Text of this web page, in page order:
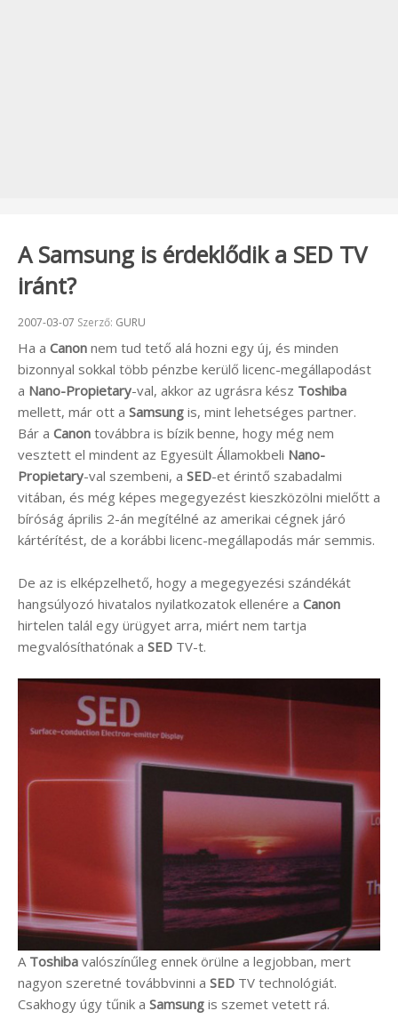
A Samsung is érdeklődik a SED TV
iránt?
Beküldve:
2007-03-07 Szerző: GURU
Ha a Canon nem tud tető alá hozni egy új, és minden
bizonnyal sokkal több pénzbe kerülő licenc-megállapodást
a Nano-Propietary-val, akkor az ugrásra kész Toshiba
mellett, már ott a Samsung is, mint lehetséges partner.
Bár a Canon továbbra is bízik benne, hogy még nem
vesztett el mindent az Egyesült Államokbeli Nano-
Propietary-val szembeni, a SED-et érintő szabadalmi
vitában, és még képes megegyezést kieszközölni mielőtt a
bíróság április 2-án megítélné az amerikai cégnek járó
kártérítést, de a korábbi licenc-megállapodás már semmis.
De az is elképzelhető, hogy a megegyezési szándékát
hangsúlyozó hivatalos nyilatkozatok ellenére a Canon
hirtelen talál egy ürügyet arra, miért nem tartja
megvalósíthatónak a SED TV-t.
A Toshiba valószínűleg ennek örülne a legjobban, mert
nagyon szeretné továbbvinni a SED TV technológiát.
Csakhogy úgy tűnik a Samsung is szemet vetett rá.